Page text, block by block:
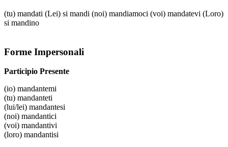
(tu) mandati (Lei) si mandi (noi) mandiamoci (voi) mandatevi (Loro)
si mandino
Forme Impersonali
Participio Presente
(io) mandantemi
(tu) mandanteti
(lui/lei) mandantesi
(noi) mandantici
(voi) mandantivi
(loro) mandantisi